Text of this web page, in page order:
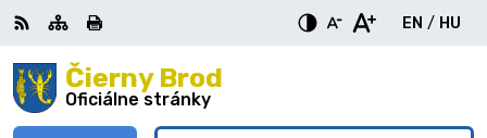
Preskočiť
na
obsah Čierny Brod
Oficiálne stránky
RSS MapaTlačiť
EN
English
/ HU